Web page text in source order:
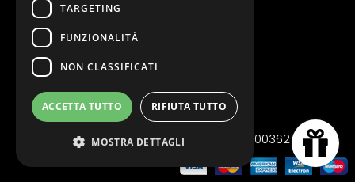
Termini e Condizioni
Spedizione e resi
© MODA ITALIA SRLS P.IVA 04008300362
TARGETING
FUNZIONALITÀ
NON CLASSIFICATI
ACCETTA TUTTO RIFIUTA TUTTO
MOSTRA DETTAGLI